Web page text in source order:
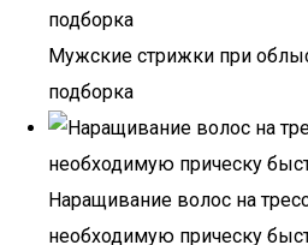
Мужские стрижки при
подборка
Наращивание волос на
необходимую прическу